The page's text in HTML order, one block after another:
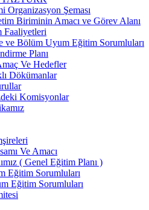
Organizasyon Şeması
Biriminin Amacı ve Görev Alanı
Faaliyetleri
ve Bölüm Uyum Eğitim Sorumluları
Planı
Ve Hedefler
Dökümanlar
Komisyonlar
Ve Amacı
( Genel Eğitim Planı )
Eğitim Sorumluları
Eğitim Sorumluları